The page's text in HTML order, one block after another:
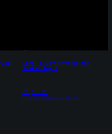
2er
Schäl- & Garniermesser mit
Pakkaholzgriff
29,95 €
Inkl. 19% MwSt | zzgl. Versandkosten